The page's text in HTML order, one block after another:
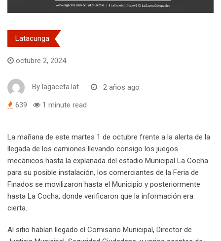
Latacunga
octubre 2, 2024
By lagaceta.lat 2 años ago
639 1 minute read
La mañana de este martes 1 de octubre frente a la alerta de la
llegada de los camiones llevando consigo los juegos
mecánicos hasta la explanada del estadio Municipal La Cocha
para su posible instalación, los comerciantes de la Feria de
Finados se movilizaron hasta el Municipio y posteriormente
hasta La Cocha, donde verificaron que la información era
cierta.
Al sitio habían llegado el Comisario Municipal, Director de